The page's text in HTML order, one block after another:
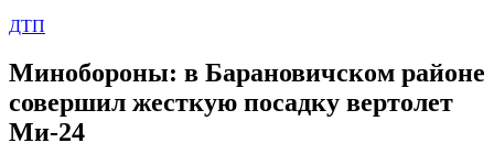
ДТП
Минобороны: в Барановичском районе
совершил жесткую посадку вертолет
Ми-24